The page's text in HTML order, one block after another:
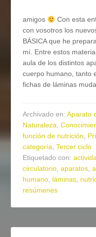
amigos
Con esta
con vosotros los
BÁSICA que he
mí. Entre estos
aula de los distintos
cuerpo humano, tanto
fichas de láminas
Archivado en:Aparato
Naturaleza,
función de nutrición,
categoría,Tercer ciclo
Etiquetado con:
circulatorio,aparatos,
humano, láminas,
resúmenes